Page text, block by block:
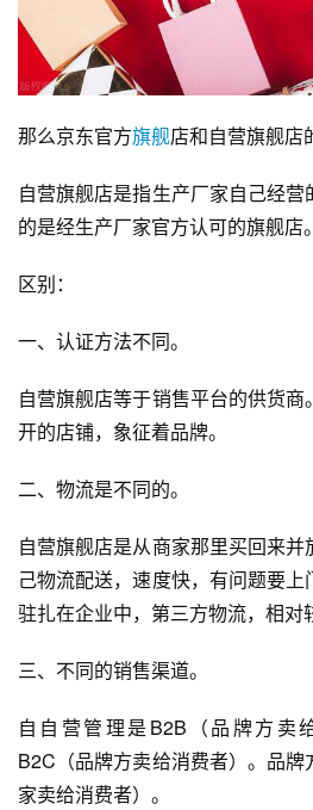
那么京东官方旗舰店和自营旗舰店
自营旗舰店是指生产厂家自己经
的是经生产厂家官方认可的旗舰店。
区别：
一、认证方法不同。
自营旗舰店等于销售平台的供货
开的店铺，象征着品牌。
二、物流是不同的。
自营旗舰店是从商家那里买回来
己物流配送，速度快，有问题要
驻扎在企业中，第三方物流，相对
三、不同的销售渠道。
自自营管理是B2B（品牌方卖
B2C （品牌方卖给消费者）。品
家卖给消费者）。